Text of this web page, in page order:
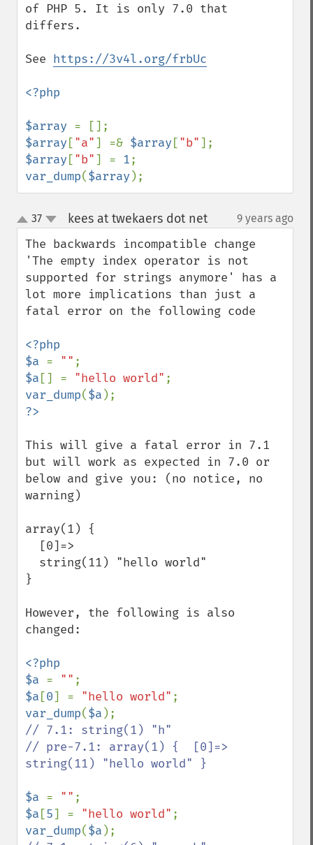
of PHP 5. It is only 7.0 that
differs.
See https://3v4l.org/frbUc
<?php
$array
$array ["a"] =& $array ["b"
$array ["b"] = 1
var_dump($array );
up
down
37 kees at twekaers dot net¶ 9 years ago
The backwards incompatible change
'The empty index operator is not
supported for strings anymore' has a
lot more implications than just a
fatal error on the following code
<?php
$a = ""
$a [] = "hello world"
var_dump($a
This will give a fatal error in 7.1
but will work as expected in 7.0 or
below and give you: (no notice, no
warning)
array(1) {
}
However, the following is also
changed:
<?php
$a = ""
$a [0] = "hello world"
var_dump($a
// 7.1: string(1) "h"
// pre-7.1: array(1) {  [0]=>
string(11) "hello world" }
$a = ""
$a [5] = "hello world"
var_dump($a